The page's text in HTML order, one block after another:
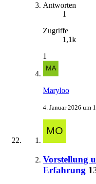
Antworten
1
Zugriffe
1,1k
1
Maryloo
4. Januar 2026 um
Vorstellung
Erfahrung